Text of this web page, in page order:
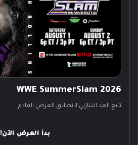
WWE SummerSlam 2026
تابع العد التنازلي لانطلاق العرض القادم
بدأ العرض الآن!